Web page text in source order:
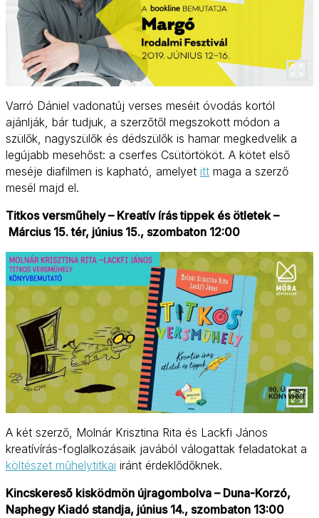
Varró Dániel vadonatúj verses meséit óvodás kortól
ajánlják, bár tudjuk, a szerzőtől megszokott módon a
szülők, nagyszülők és dédszülők is hamar megkedvelik a
legújabb mesehőst: a cserfes Csütörtököt. A kötet első
meséje diafilmen is kapható, amelyet itt maga a szerző
mesél majd el.
Titkos versműhely – Kreatív írás tippek és ötletek –
Március 15. tér, június 15., szombaton 12:00
A két szerző, Molnár Krisztina Rita és Lackfi János
kreatívírás-foglalkozásaik javából válogattak feladatokat a
költészet műhelytitkai iránt érdeklődőknek.
Kincskereső kisködmön újragombolva – Duna-Korzó,
Naphegy Kiadó standja, június 14., szombaton 13:00